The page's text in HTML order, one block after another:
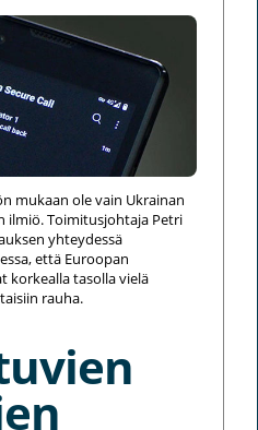
mukaan ole vain Ukrainan
ilmiö. Toimitusjohtaja Petri
yhteydessä
että Euroopan
korkealla tasolla vielä
rauha.